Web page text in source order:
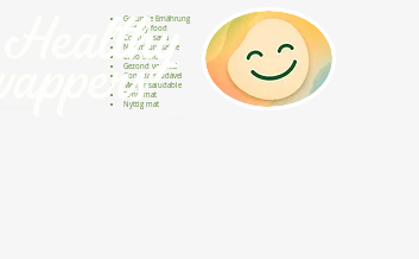
Gesunde Ernährung
Healthy food
Comida sana
Nourriture saine
Cibo sano
Gezond voedsel
Comida saudável
Menjar saludable
Sunn mat
Nyttig mat